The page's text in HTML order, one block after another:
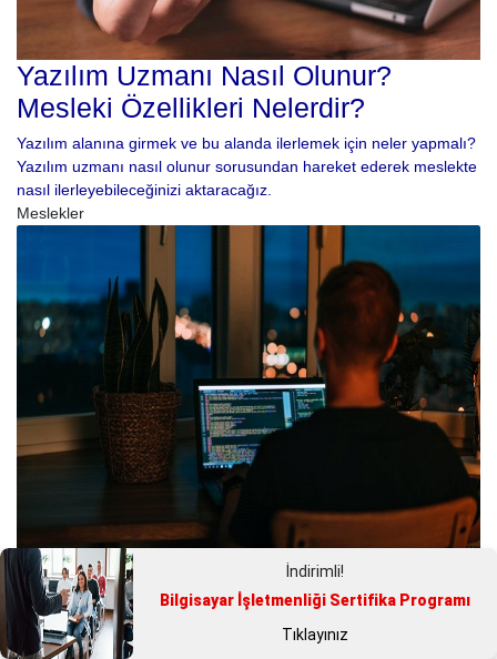
Yazılım Uzmanı Nasıl Olunur?
Mesleki Özellikleri Nelerdir?
Yazılım alanına girmek ve bu alanda ilerlemek için neler yapmalı?
Yazılım uzmanı nasıl olunur sorusundan hareket ederek meslekte
nasıl ilerleyebileceğinizi aktaracağız.
Meslekler
Yazılımcı Ne İş Yapar?
Yazılım sektörü sizin de ilginizi mi çekiyor? Öyleyse yazılımcı ne iş
yapar, yazılım nasıl öğrenilir gibi soruları yanıtladığımız yazımız
İndirimli!
Bilgisayar İşletmenliği Sertifika Programı
Tıklayınız